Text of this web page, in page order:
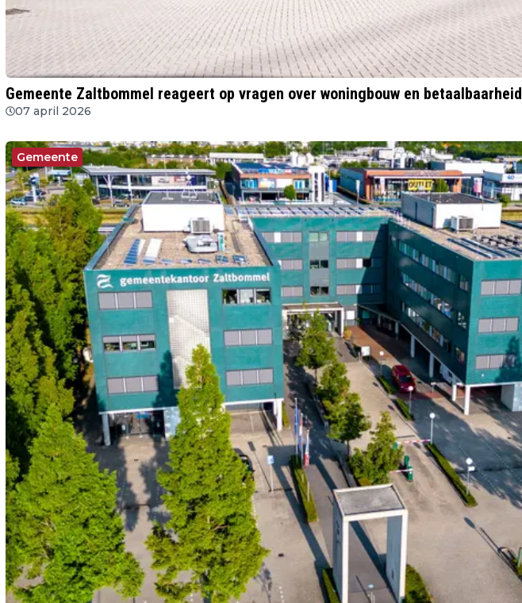
Gemeente Zaltbommel reageert op vragen over woningbouw en betaalbaarheid
07 april 2026
Gemeente